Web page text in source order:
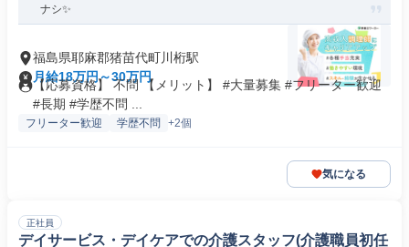
ナシ✨
福島県耶麻郡猪苗代町川桁駅
月給18万円～30万円
【応募資格】 不問 【メリット】 #大量募集 #フリーター歓迎
#長期 #学歴不問 ...
フリーター歓迎 学歴不問 +2個
気になる
正社員
デイサービス・デイケアでの介護スタッフ(介護職員初任